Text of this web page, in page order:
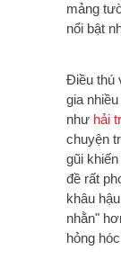
mảng
nổi bật
Điều thú
gia
như hải
chuyện
gũi
đề rất
khâu
nhằn"
hỏng